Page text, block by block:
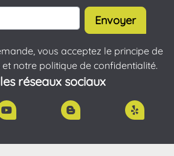
Envoyer
vous acceptez le principe de
notre politique de confidentialité.
réseaux sociaux